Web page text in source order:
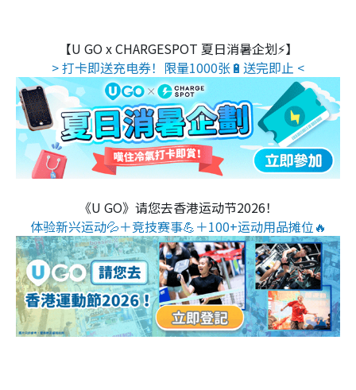
【U GO x CHARGESPOT 夏日消暑企划⚡】
> 打卡即送充电券！限量1000张🔋送完即止 <
《U GO》请您去香港运动节2026！
体验新兴运动💦＋竞技赛事💪＋100+运动用品摊位🔥